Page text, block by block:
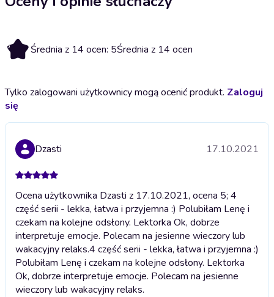
5 Średnia z 14 ocen: 5Średnia z 14 ocen
Tylko zalogowani użytkownicy mogą ocenić produkt. Zaloguj
się
Dzasti 17.10.2021
Ocena użytkownika Dzasti z 17.10.2021, ocena 5; 4
część serii - lekka, łatwa i przyjemna :) Polubiłam Lenę i
czekam na kolejne odsłony. Lektorka Ok, dobrze
interpretuje emocje. Polecam na jesienne wieczory lub
wakacyjny relaks.4 część serii - lekka, łatwa i przyjemna :)
Polubiłam Lenę i czekam na kolejne odsłony. Lektorka
Ok, dobrze interpretuje emocje. Polecam na jesienne
wieczory lub wakacyjny relaks.